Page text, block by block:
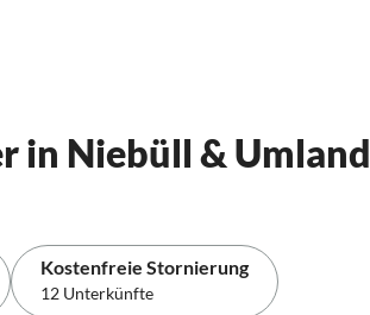
in Niebüll & Umland
Kostenfreie Stornierung
12 Unterkünfte